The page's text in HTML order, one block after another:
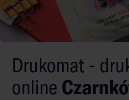
Drukomat -
online